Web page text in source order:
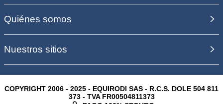
Quiénes somos
Nuestros sitios
COPYRIGHT 2006 - 2025 - EQUIRODI SAS - R.C.S. DOLE 504 811
373 - TVA FR00504811373